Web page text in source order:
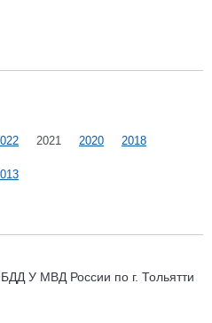
2021 2020 2018
У МВД России по г. Тольятти